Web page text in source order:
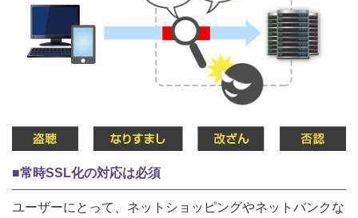
■常時SSL化の対応は必須
ユーザーにとって、ネットショッピングやネットバンクな